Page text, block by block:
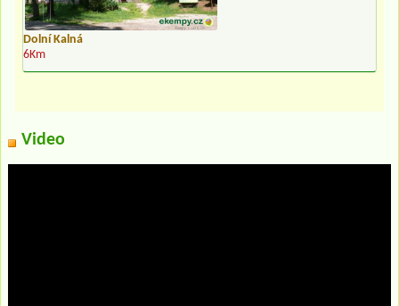
Dolní Kalná
6Km
Video